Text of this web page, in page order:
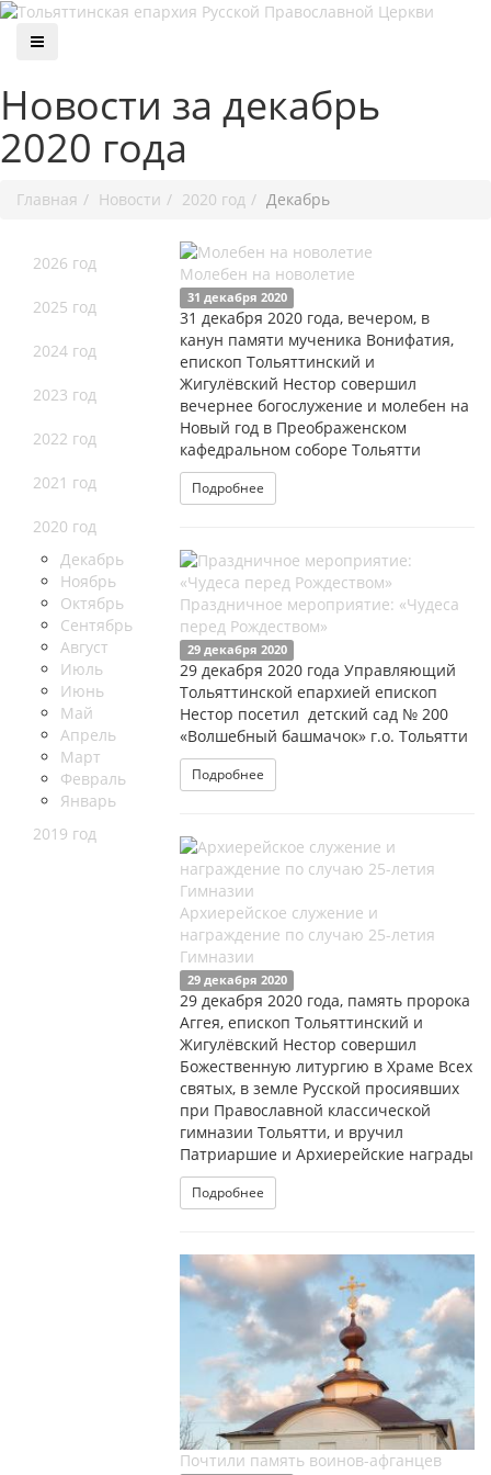
Новости за декабрь
2020 года
Главная Новости 2020 год Декабрь
2026 год
2025 год
2024 год
2023 год
2022 год
2021 год
2020 год
Декабрь
Ноябрь
Октябрь
Сентябрь
Август
Июль
Июнь
Май
Апрель
Март
Февраль
Январь
2019 год
Молебен на новолетие
31 декабря 2020
31 декабря 2020 года, вечером, в
канун памяти мученика Вонифатия,
епископ Тольяттинский и
Жигулёвский Нестор совершил
вечернее богослужение и молебен на
Новый год в Преображенском
кафедральном соборе Тольятти
Подробнее
Праздничное мероприятие: «Чудеса
перед Рождеством»
29 декабря 2020
29 декабря 2020 года Управляющий
Тольяттинской епархией епископ
Нестор посетил детский сад № 200
«Волшебный башмачок» г.о. Тольятти
Подробнее
Архиерейское служение и
награждение по случаю 25-летия
Гимназии
29 декабря 2020
29 декабря 2020 года, память пророка
Аггея, епископ Тольяттинский и
Жигулёвский Нестор совершил
Божественную литургию в Храме Всех
святых, в земле Русской просиявших
при Православной классической
гимназии Тольятти, и вручил
Патриаршие и Архиерейские награды
Подробнее
Почтили память воинов-афганцев